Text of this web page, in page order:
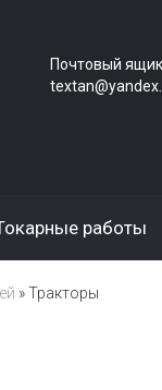
Почтовый
работы
»Тракторы